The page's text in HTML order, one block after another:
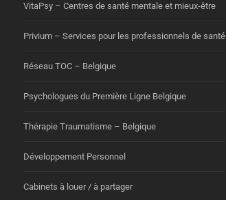
VitaPsy – Centres de santé mentale et mieux-être
Privium – Services pour les professionnels de santé
Réseau TOC – Belgique
Psychologues du Première Ligne Belgique
Thérapie Traumatisme – Belgique
Développement Personnel
Cabinets à louer / à partager